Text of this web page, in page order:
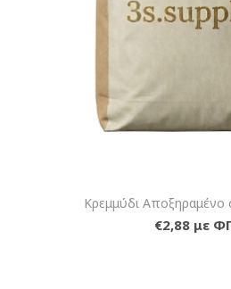
Κρεμμύδι Αποξηραμένο
€2,88 με